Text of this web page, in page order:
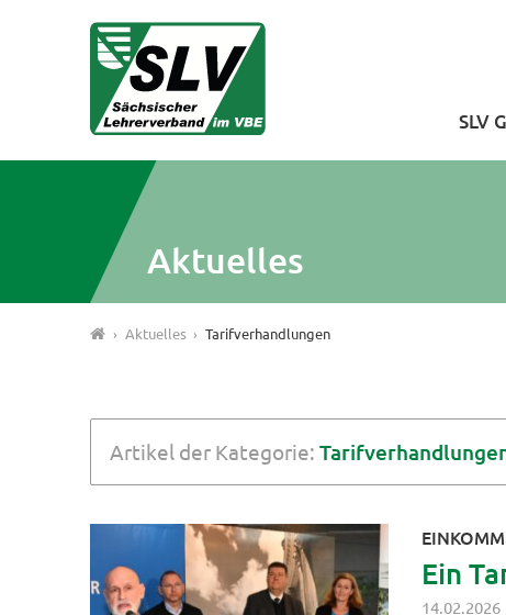
SLV
Aktuelles
Aktuelles Tarifverhandlungen
Artikel der Kategorie:
Ein
14.02.2026